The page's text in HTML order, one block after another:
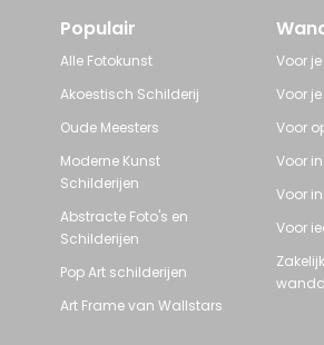
Populair
Alle Fotokunst
Akoestisch Schilderij
Oude Meesters
Moderne Kunst
Schilderijen
Abstracte Foto's en
Schilderijen
Pop Art schilderijen
Art Frame van Wallstars
Voor
Voor
Voor
Voor
Voor
Voor